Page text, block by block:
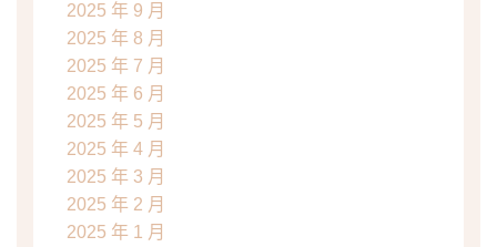
2025 年 9 月
2025 年 8 月
2025 年 7 月
2025 年 6 月
2025 年 5 月
2025 年 4 月
2025 年 3 月
2025 年 2 月
2025 年 1 月